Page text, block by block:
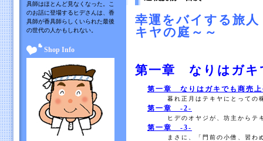
幸運をバイする旅
キヤの庭～～
第一章 なりはガキ
第一章 なりはガキでも商売
暮れ正月はテキヤにとって
第一章 -2-
ヒデのオヤジが、坊主から
第一章 -3-
まさに、「門前の小僧、習
具師はほとんど見なくなった。こ
のお話に登場するヒデさんは、香
具師が香具師らしくいられた最後
の世代の人かもしれない。
Shop Info